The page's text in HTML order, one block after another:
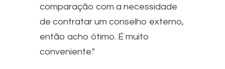
comparação com a necessidade
de contratar um conselho externo,
então acho ótimo. É muito
conveniente."